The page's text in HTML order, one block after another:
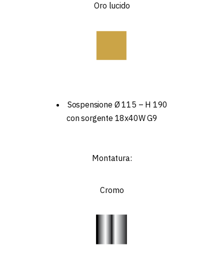
Oro lucido
Sospensione Ø 115 – H 190
con sorgente 18x40W G9
Montatura:
Cromo